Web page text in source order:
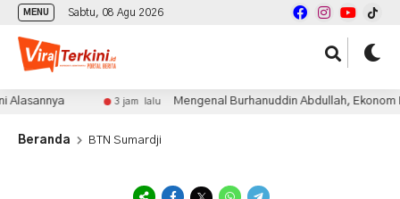
MENU Sabtu, 08 Agu 2026
3 jam lalu Mengenal Burhanuddin Abdullah, Ekonom
Beranda BTN Sumardji